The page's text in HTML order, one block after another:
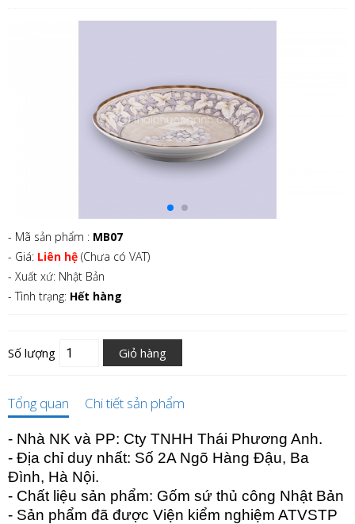
- Mã sản phẩm : MB07
- Giá: Liên hệ (Chưa có VAT)
- Xuất xứ: Nhật Bản
- Tình trạng: Hết hàng
Số lượng Giỏ hàng
Tổng quan Chi tiết sản phẩm
- Nhà NK và PP: Cty TNHH Thái Phương Anh.
- Địa chỉ duy nhất: Số 2A Ngõ Hàng Đậu, Ba
Đình, Hà Nội.
- Chất liệu sản phẩm: Gốm sứ thủ công Nhật Bản
- Sản phẩm đã được Viện kiểm nghiệm ATVSTP